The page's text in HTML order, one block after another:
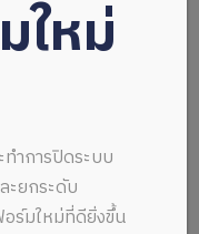
หม่
ทำการปิดระบบ
ะยกระดับ
ร์มใหม่ที่ดียิ่งขึ้น